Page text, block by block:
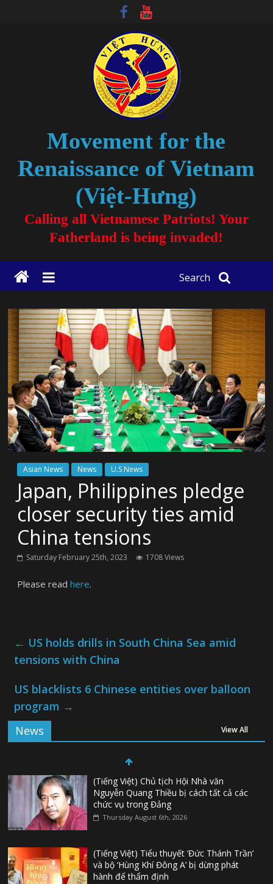
Movement for the
Renaissance of Vietnam
(Việt-Hưng)
Calling all Vietnamese Patriots! Your
Fatherland is being invaded!
Search
Asian News News U.S News
Japan, Philippines pledge
closer security ties amid
China tensions
Saturday February 25th, 2023 1708 Views
Please readhere.
← US holds drills in South China Sea amid
tensions with China
US blacklists 6 Chinese entities over balloon
program →
News
View All
(Tiếng Việt) Chủ tịch Hội Nhà văn
Nguyễn Quang Thiều bị cách tất cả các
chức vụ trong Đảng
Thursday August 6th, 2026
(Tiếng Việt) Tiểu thuyết ‘Đức Thánh Trần’
và bộ ‘Hùng Khí Đông A’ bị dừng phát
hành để thẩm định